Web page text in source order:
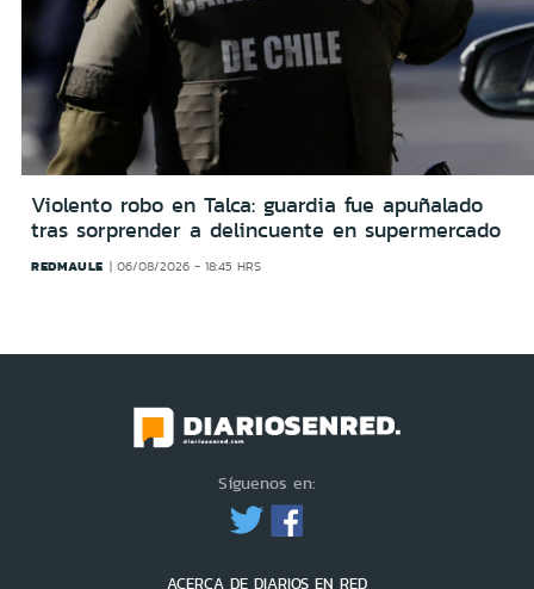
Violento robo en Talca: guardia fue apuñalado
tras sorprender a delincuente en supermercado
REDMAULE 06/08/2026 - 18:45 HRS
Síguenos en:
ACERCA DE DIARIOS EN RED